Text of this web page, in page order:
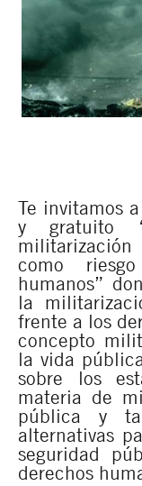
Te invitamos
y gratuito
como
humanos”
la
frente a los
concepto
la vida
sobre los
materia de
pública y
alternativas
seguridad
derechos